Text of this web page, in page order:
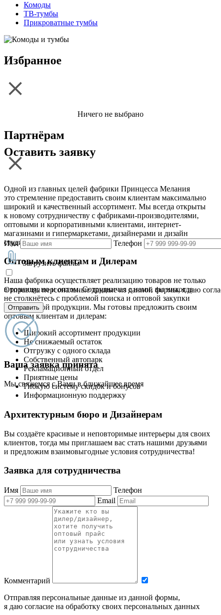
Комоды
ТВ-тумбы
Прикроватные тумбы
Избранное
Ничего не выбрано
Оставить заявку
Имя Телефон
Загрузить файлы
Отправляя персональные данные из данной формы, я даю
Отправить
Ваша заявка принята
Мы свяжемся с Вами в ближайшее время
Партнёрам
Одной из главных целей фабрики Принцесса Мелания
это стремление предоставить своим клиентам максимально
широкий и качественный ассортимент. Мы всегда открыты
к новому сотрудничеству с фабриками-производителями,
оптовыми и корпоративными клиентами, интернет-
магазинами и гипермаркетами, дизайнерами и дизайн
студиями
Оптовым клиентам и Дилерам
Наша фабрика осуществляет реализацию товаров не только
в розницу, но и оптом. Сотрудничая с нами, вы никогда
не столкнётесь с проблемой поиска и оптовой закупки
качественной продукции. Мы готовы предложить своим
оптовым клиентам и дилерам:
Широкий ассортимент продукции
Не снижаемый остаток
Отгрузку с одного склада
Собственный автопарк
Рекламационный отдел
Приятные цены
Гибкую систему скидок и бонусов
Информационную поддержку
Архитектурным бюро и Дизайнерам
Вы создаёте красивые и неповторимые интерьеры для своих
клиентов, тогда мы приглашаем вас стать нашими друзьями
и предложим взаимовыгодные условия сотрудничества!
Заявка для сотрудничества
Имя
Телефон
Email
Комментарий
Отправляя персональные данные из данной формы,
я даю согласие на обработку своих персональных данных